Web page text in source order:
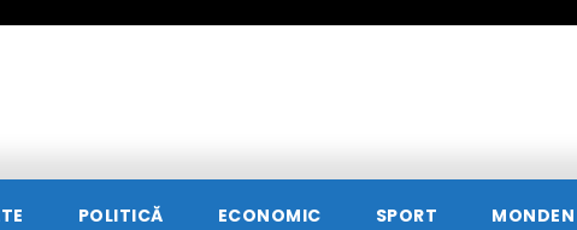
POLITICĂ ECONOMIC SPORT MONDEN